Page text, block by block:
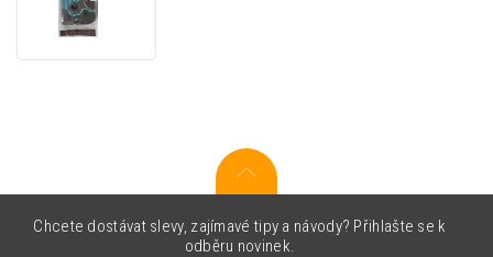
A631E,
/
žlutý
podklad,
Chcete dostávat slevy, zajímavé tipy a návody? Přihlašte se k
odběru novinek.